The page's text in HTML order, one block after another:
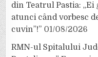
din Teatrul Pastia:
atunci când vorbesc
cuvin”!” 01/08/2026
RMN-ul Spitalului